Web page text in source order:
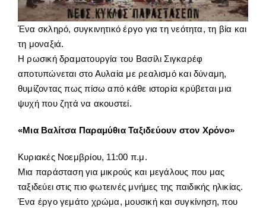
Ένα σκληρό, συγκινητικό έργο για τη νεότητα, τη βία και
τη μοναξιά.
Η ρωσική δραματουργία του Βασίλι Σιγκαρέφ
αποτυπώνεται στο Αυλαία με ρεαλισμό και δύναμη,
θυμίζοντας πως πίσω από κάθε ιστορία κρύβεται μια
ψυχή που ζητά να ακουστεί.
«Μια Βαλίτσα Παραμύθια Ταξιδεύουν στον Χρόνο»
Κυριακές Νοεμβρίου, 11:00 π.μ.
Μια παράσταση για μικρούς και μεγάλους που μας
ταξιδεύει στις πιο φωτεινές μνήμες της παιδικής ηλικίας.
Ένα έργο γεμάτο χρώμα, μουσική και συγκίνηση, που